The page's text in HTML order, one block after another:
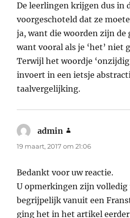
De leerlingen krijgen dus in
voorgeschoteld dat ze
ja, want die woorden zijn de
want vooral als je ‘het’ niet
Terwijl het woordje
invoert in een ietsje
taalvergelijking.
admin
19 maart, 2017 om 21:06
Bedankt voor uw reactie.
U opmerkingen zijn volledig
begrijpelijk vanuit een
ging het in het artikel